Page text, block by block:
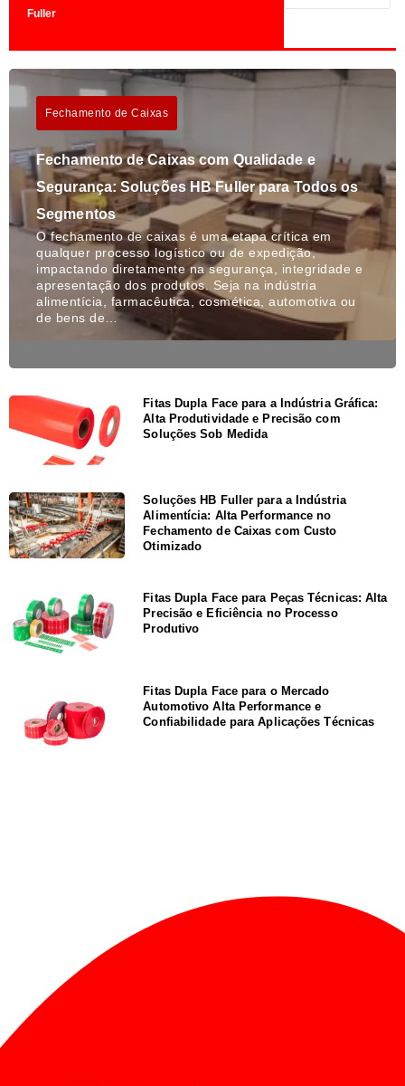
Fuller
Fechamento de Caixas
Fechamento de Caixas com Qualidade e
Segurança: Soluções HB Fuller para Todos os
Segmentos
O fechamento de caixas é uma etapa crítica em
qualquer processo logístico ou de expedição,
impactando diretamente na segurança, integridade e
apresentação dos produtos. Seja na indústria
alimentícia, farmacêutica, cosmética, automotiva ou
de bens de…
Fitas Dupla Face para a Indústria Gráfica:
Alta Produtividade e Precisão com
Soluções Sob Medida
Soluções HB Fuller para a Indústria
Alimentícia: Alta Performance no
Fechamento de Caixas com Custo
Otimizado
Fitas Dupla Face para Peças Técnicas: Alta
Precisão e Eficiência no Processo
Produtivo
Fitas Dupla Face para o Mercado
Automotivo Alta Performance e
Confiabilidade para Aplicações Técnicas